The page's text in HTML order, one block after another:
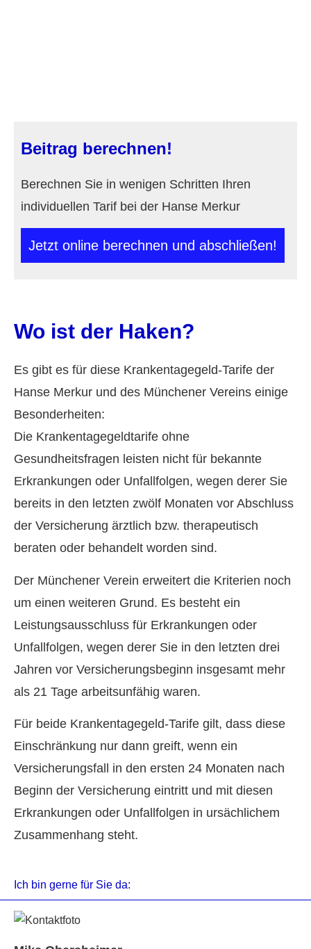
Beitrag berechnen!
Berechnen Sie in wenigen Schritten Ihren
individuellen Tarif bei der Hanse Merkur
Jetzt online berechnen und abschließen!
Wo ist der Haken?
Es gibt es für diese Krankentagegeld-Tarife der
Hanse Merkur und des Münchener Vereins einige
Besonderheiten:
Die Krankentagegeldtarife ohne
Gesundheitsfragen leisten nicht für bekannte
Erkrankungen oder Unfallfolgen, wegen derer Sie
bereits in den letzten zwölf Monaten vor Abschluss
der Versicherung ärztlich bzw. therapeutisch
beraten oder behandelt worden sind.
Der Münchener Verein erweitert die Kriterien noch
um einen weiteren Grund. Es besteht ein
Leistungsausschluss für Erkrankungen oder
Unfallfolgen, wegen derer Sie in den letzten drei
Jahren vor Versicherungsbeginn insgesamt mehr
als 21 Tage arbeitsunfähig waren.
Für beide Krankentagegeld-Tarife gilt, dass diese
Einschränkung nur dann greift, wenn ein
Versicherungsfall in den ersten 24 Monaten nach
Beginn der Versicherung eintritt und mit diesen
Erkrankungen oder Unfallfolgen in ursächlichem
Zusammenhang steht.
Ich bin gerne für Sie da: